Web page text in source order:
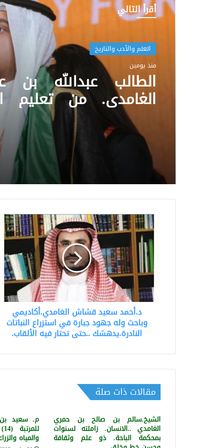
أقرأ التالي
العلم والأدب والتاريخ
منذ يومين
الطالب عبدالله بن
الغامدي. من تعليم
الشرقية، حصل على
وأفضل مشروع على
آيسف الدولي لعام 2022م.
د.أحمد
سعيد
قشاش
الغامدي.أكاديمي
وباحث
وله
جبارة
في
النباتات
النادرة.يدهشك
تحتار
الألقاب.
د.أحمد سعيد قشاش الغامدي.أكاديمي
وباحث وله جهود جبارة في استزراع النباتات
النادرة.يدهشك ..حتى تحتار فيه الألقاب.
مقالات ذات صلة
الشيخ.سالم بن صالح بن حمري
الغامدي ..الانسان. زاملته لسنوات
بمحكمة الباحة. ذو علم وثقافة
م. سعيد بن
والمياه